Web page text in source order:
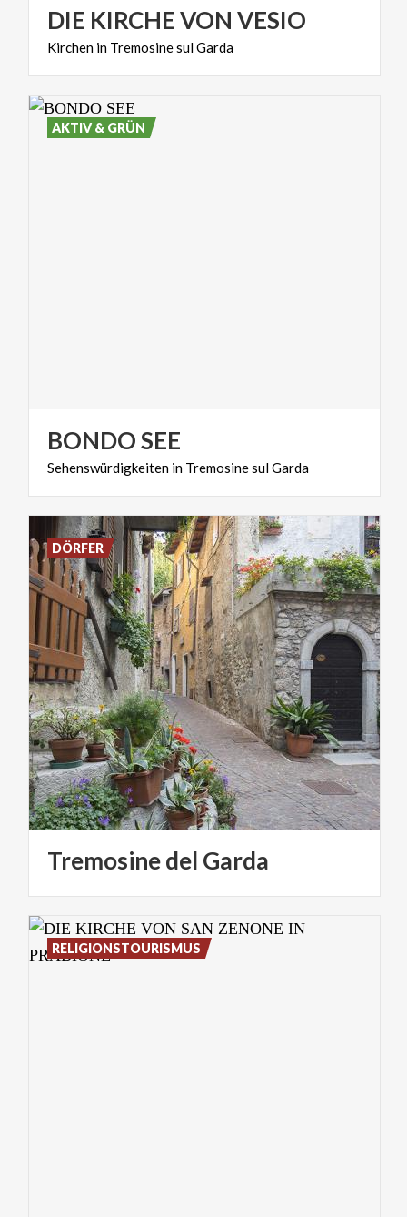
DIE KIRCHEVON VESIO
Kirchen in TremosinesulGarda
BONDOSEE
Sehenswürdigkeiten in TremosinesulGarda
AKTIV & GRÜN
Tremosinedel Garda
DÖRFER
RELIGIONSTOURISMUS